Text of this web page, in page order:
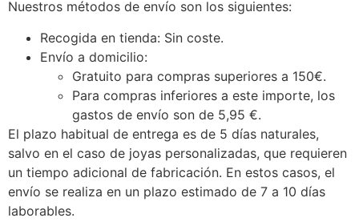
Nuestros métodos de envío son los siguientes:
Recogida en tienda: Sin coste.
Envío a domicilio:
Gratuito para compras superiores a 150€.
Para compras inferiores a este importe, los
gastos de envío son de 5,95 €.
El plazo habitual de entrega es de 5 días naturales,
salvo en el caso de joyas personalizadas, que requieren
un tiempo adicional de fabricación. En estos casos, el
envío se realiza en un plazo estimado de 7 a 10 días
laborables.